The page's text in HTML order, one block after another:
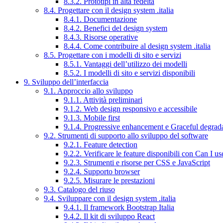
8.4. Progettare con il design system .italia
8.4.1. Documentazione
8.4.2. Benefici del design system
8.4.3. Risorse operative
8.4.4. Come contribuire al design system .italia
8.5. Progettare con i modelli di sito e servizi
8.5.1. Vantaggi dell’utilizzo dei modelli
8.5.2. I modelli di sito e servizi disponibili
9. Sviluppo dell’interfaccia
9.1. Approccio allo sviluppo
9.1.1. Attività preliminari
9.1.2. Web design responsivo e accessibile
9.1.3. Mobile first
9.1.4. Progressive enhancement e Graceful
9.2. Strumenti di supporto allo sviluppo del software
9.2.1. Feature detection
9.2.2. Verificare le feature disponibili con Can I
9.2.3. Strumenti e risorse per CSS e JavaScript
9.2.4. Supporto browser
9.2.5. Misurare le prestazioni
9.3. Catalogo del riuso
9.4. Sviluppare con il design system .italia
9.4.1. Il framework Bootstrap Italia
9.4.2. Il kit di sviluppo React